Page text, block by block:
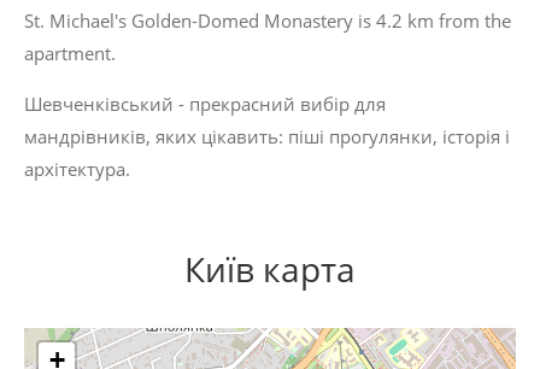
St. Michael's Golden-Domed Monastery is 4.2 km from the
apartment.
Шевченківський - прекрасний вибір для
мандрівників, яких цікавить: піші прогулянки, історія і
архітектура.
Київ карта
+